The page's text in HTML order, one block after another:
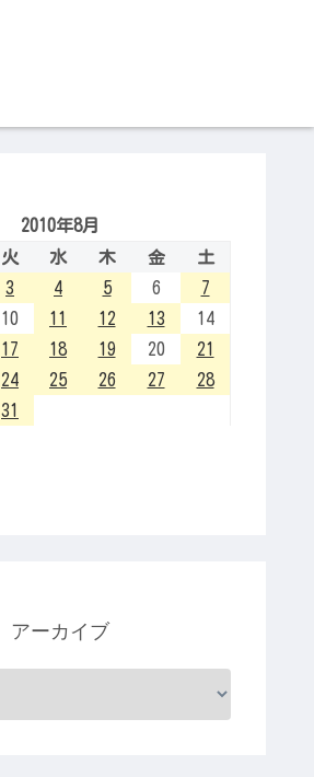
2010年8月
火 水 木 金
土
3 4 5 6
7
10 11 12 13
14
17 18 19 20
21
24 25 26 27
28
31
アーカイブ